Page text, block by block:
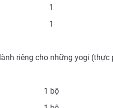
1
1
riêng cho những yogi (thực
1 bộ